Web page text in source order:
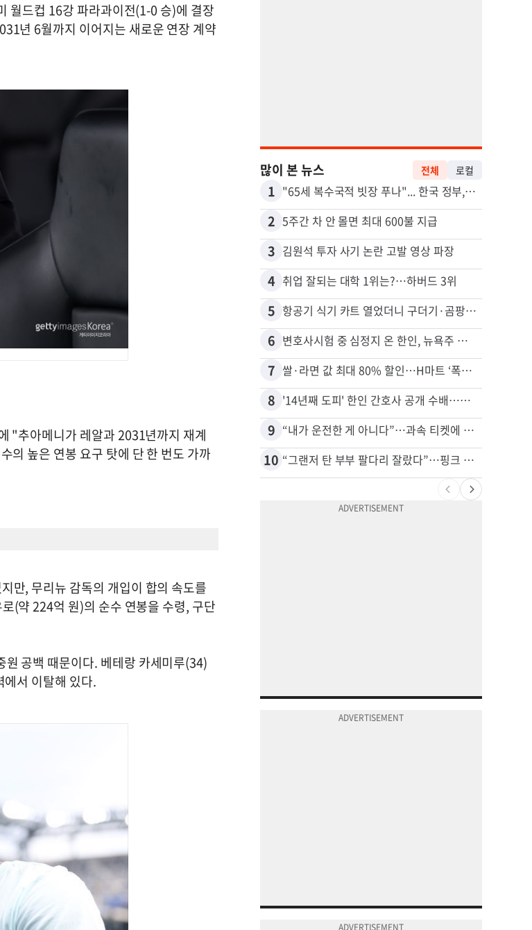
월드컵 16강 파라과이전(1-0 승)에 결장
년 6월까지 이어지는 새로운 연장 계약
"추아메니가 레알과 2031년까지 재계
의 높은 연봉 요구 탓에 단 한 번도 가까
만, 무리뉴 감독의 개입이 합의 속도를
(약 224억 원)의 순수 연봉을 수령, 구단
공백 때문이다. 베테랑 카세미루(34)
서 이탈해 있다.
많이 본 뉴스 전체 로컬
1 "65세 복수국적 빗장 푸나"... 한국 정부, 연령 완화 전면 추진
2 5주간 차 안 몰면 최대 600불 지급
3 김원석 투자 사기 논란 고발 영상 파장
4 취업 잘되는 대학 1위는?…하버드 3위
5 항공기 식기 카트 열었더니 구더기·곰팡이…LAX 기내식 업체 논란
6 변호사시험 중 심정지 온 한인, 뉴욕주 제소
7 쌀·라면 값 최대 80% 할인…H마트 ‘폭탄 세일’
8 '14년째 도피' 한인 간호사 공개 수배…메디케어 사기 유죄
9 “내가 운전한 게 아니다”…과속 티켓에 오토파일럿 탓한 운전자
10 “그랜저 탄 부부 팔다리 잘랐다”…핑크 살인공장 충격 실체